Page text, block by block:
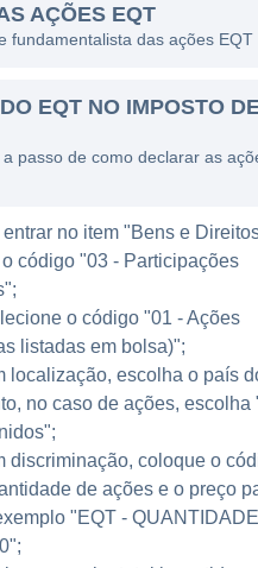
hidráulico e perfuração
permitem acessar as
como a
das mais ricas do
é a extração de gás
mais limpo
com outros combustíveis
o carvão, gerando menos
gases de efeito estufa. A
beneficia do aumento da
gás natural, tanto para
doméstico quanto
eletricidade. Com essa
a EQT busca alinhar suas
as tendências de
e compromisso com a
AÇÕES EQT
fundamentalista das ações EQT
EQT NO IMPOSTO
passo de como declarar as
no item "Bens e
código "03 - Participações
o código "01 - Ações
listadas em bolsa)";
localização, escolha o país
no caso de ações, escolha
discriminação, coloque o
de ações e o preço
"EQT -